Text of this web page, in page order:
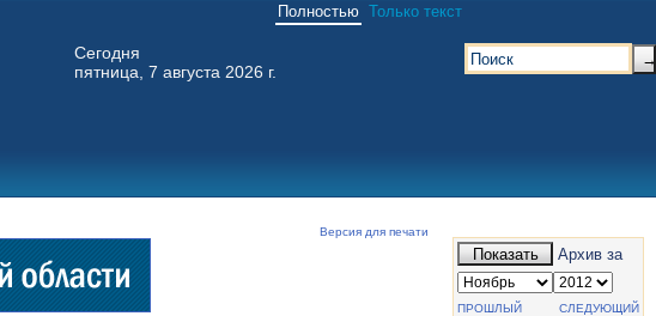
Полностью Только текст
Сегодня
пятница, 7 августа 2026 г.
→
Версия для печати
Показать Архив за
ПРОШЛЫЙ СЛЕДУЮЩИЙ